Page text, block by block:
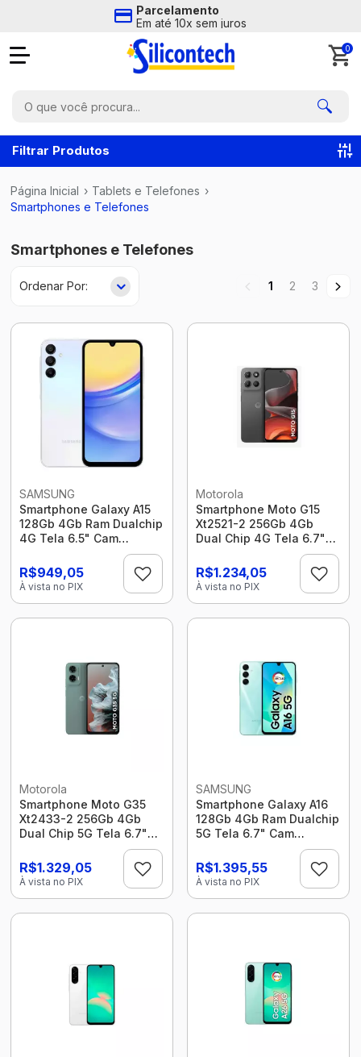
Parcelamento
Em até 10x sem juros
0
Página Inicial › Tablets e Telefones ›
Smartphones e Telefones
Filtrar Produtos
Smartphones e Telefones
1 2 3
SAMSUNG
Smartphone Galaxy A15
128Gb 4Gb Ram Dualchip
4G Tela 6.5" Cam
50+2Mp (Eol) Azul Claro
Samsung
R$949,05
À vista no PIX
Motorola
Smartphone Moto G15
Xt2521-2 256Gb 4Gb
Dual Chip 4G Tela 6.7"
Cam 52Mp Octacore
Grafite Motorola
R$1.234,05
À vista no PIX
Motorola
Smartphone Moto G35
Xt2433-2 256Gb 4Gb
Dual Chip 5G Tela 6.7"
Cam 52Mp Octacore
Cinza Motorola
R$1.329,05
À vista no PIX
SAMSUNG
Smartphone Galaxy A16
128Gb 4Gb Ram Dualchip
5G Tela 6.7" Cam
50+13Mp (Eol) Cinza
Samsung
R$1.395,55
À vista no PIX